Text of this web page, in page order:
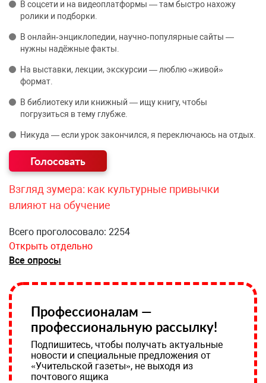
В соцсети и на видеоплатформы — там быстро нахожу
ролики и подборки.
В онлайн‑энциклопедии, научно‑популярные сайты —
нужны надёжные факты.
На выставки, лекции, экскурсии — люблю «живой»
формат.
В библиотеку или книжный — ищу книгу, чтобы
погрузиться в тему глубже.
Никуда — если урок закончился, я переключаюсь на отдых.
Взгляд зумера: как культурные привычки
влияют на обучение
Всего проголосовало: 2254
Открыть отдельно
Все опросы
Профессионалам —
профессиональную рассылку!
Подпишитесь, чтобы получать актуальные
новости и специальные предложения от
«Учительской газеты», не выходя из
почтового ящика